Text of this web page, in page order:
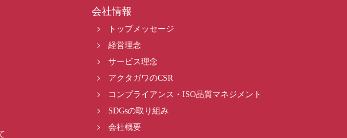
会社情報
トップメッセージ
経営理念
サービス理念
アクタガワのCSR
コンプライアンス・ISO品質マネジメント
SDGsの取り組み
会社概要